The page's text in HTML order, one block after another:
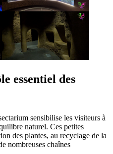
essentiel des
sensibilise les visiteurs à
naturel. Ces petites
des plantes, au recyclage de la
nombreuses chaînes